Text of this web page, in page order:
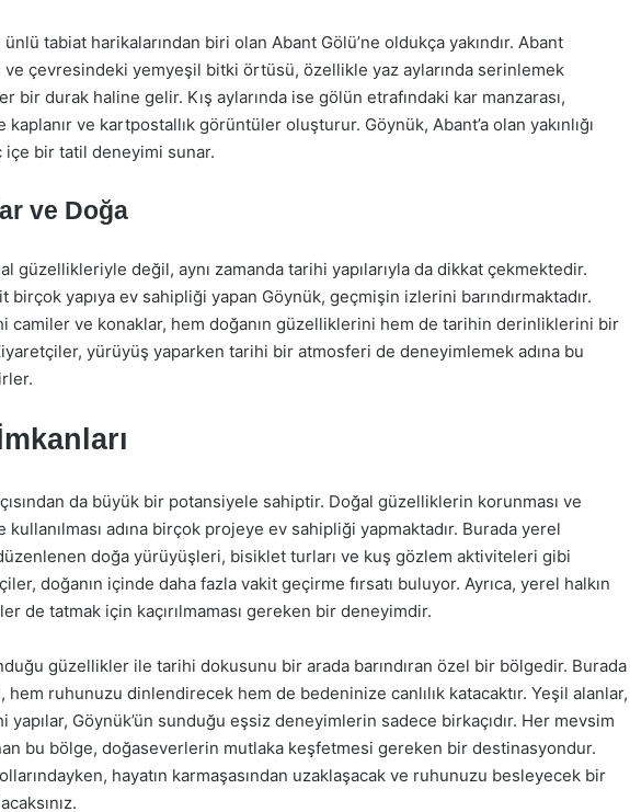
tabiat harikalarından biri olan Abant Gölü’ne oldukça yakındır. Abant
ve çevresindeki yemyeşil bitki örtüsü, özellikle yaz aylarında serinlemek
bir durak haline gelir. Kış aylarında ise gölün etrafındaki kar manzarası,
ve kartpostallık görüntüler oluşturur. Göynük, Abant’a olan yakınlığı
içe bir tatil deneyimi sunar.
ve Doğa
güzellikleriyle değil, aynı zamanda tarihi yapılarıyla da dikkat çekmektedir.
birçok yapıya ev sahipliği yapan Göynük, geçmişin izlerini barındırmaktadır.
camiler ve konaklar, hem doğanın güzelliklerini hem de tarihin derinliklerini bir
yürüyüş yaparken tarihi bir atmosferi de deneyimlemek adına bu
da büyük bir potansiyele sahiptir. Doğal güzelliklerin korunması ve
adına birçok projeye ev sahipliği yapmaktadır. Burada yerel
doğa yürüyüşleri, bisiklet turları ve kuş gözlem aktiviteleri gibi
doğanın içinde daha fazla vakit geçirme fırsatı buluyor. Ayrıca, yerel halkın
de tatmak için kaçırılmaması gereken bir deneyimdir.
güzellikler ile tarihi dokusunu bir arada barındıran özel bir bölgedir. Burada
ruhunuzu dinlendirecek hem de bedeninize canlılık katacaktır. Yeşil alanlar,
yapılar, Göynük’ün sunduğu eşsiz deneyimlerin sadece birkaçıdır. Her mevsim
bu bölge, doğaseverlerin mutlaka keşfetmesi gereken bir destinasyondur.
hayatın karmaşasından uzaklaşacak ve ruhunuzu besleyecek bir